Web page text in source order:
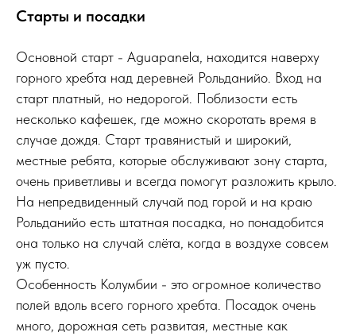
Старты и посадки
Основной старт - Aguapanela, находится наверху
горного хребта над деревней Рольданийо. Вход на
старт платный, но недорогой. Поблизости есть
несколько кафешек, где можно скоротать время в
случае дождя. Старт травянистый и широкий,
местные ребята, которые обслуживают зону старта,
очень приветливы и всегда помогут разложить крыло.
На непредвиденный случай под горой и на краю
Рольданийо есть штатная посадка, но понадобится
она только на случай слёта, когда в воздухе совсем
уж пусто.
Особенность Колумбии - это огромное количество
полей вдоль всего горного хребта. Посадок очень
много, дорожная сеть развитая, местные как